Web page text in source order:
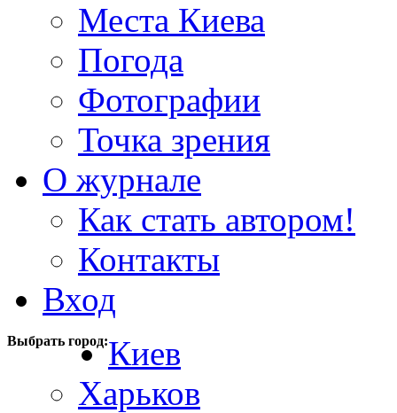
Места Киева
Погода
Фотографии
Точка зрения
О журнале
Как стать автором!
Контакты
Вход
Выбрать город:Киев
Харьков